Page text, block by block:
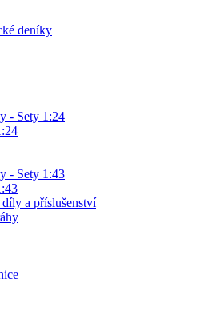
deníky
- Sety 1:24
- Sety 1:43
a příslušenství